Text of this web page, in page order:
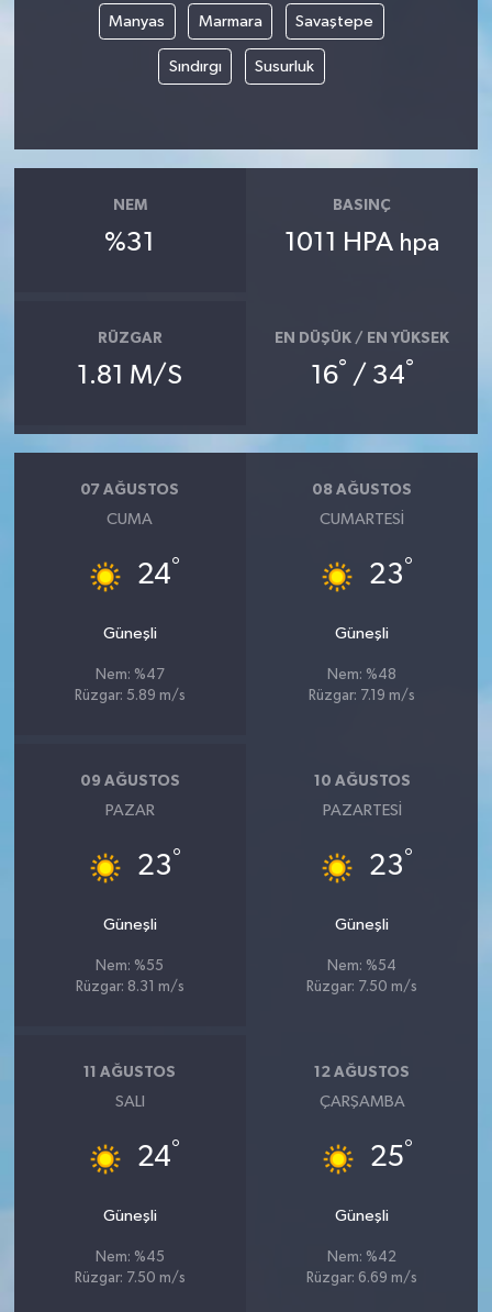
Manyas Marmara Savaştepe
Sındırgı Susurluk
NEM
%31
BASINÇ
1011 HPA hpa
RÜZGAR
1.81 M/S
EN DÜŞÜK / EN YÜKSEK
16° / 34°
07 AĞUSTOS
CUMA
24°
Güneşli
Nem: %47
Rüzgar: 5.89 m/s
08 AĞUSTOS
CUMARTESI
23°
Güneşli
Nem: %48
Rüzgar: 7.19 m/s
09 AĞUSTOS
PAZAR
23°
Güneşli
Nem: %55
Rüzgar: 8.31 m/s
10 AĞUSTOS
PAZARTESI
23°
Güneşli
Nem: %54
Rüzgar: 7.50 m/s
11 AĞUSTOS
SALI
24°
Güneşli
Nem: %45
Rüzgar: 7.50 m/s
12 AĞUSTOS
ÇARŞAMBA
25°
Güneşli
Nem: %42
Rüzgar: 6.69 m/s